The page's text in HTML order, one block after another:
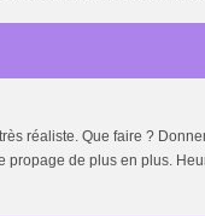
réaliste. Que faire ?
propage de plus en plus.